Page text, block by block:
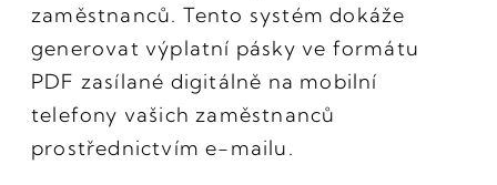
zaměstnanců. Tento systém dokáže
generovat výplatní pásky ve formátu
PDF zasílané digitálně na mobilní
telefony vašich zaměstnanců
prostřednictvím e-mailu.